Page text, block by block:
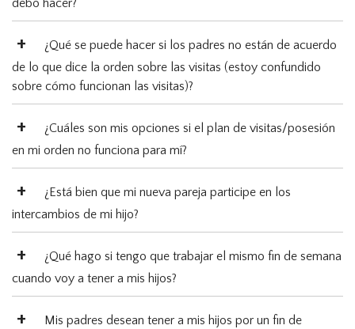
debo hacer?
¿Qué se puede hacer si los padres no están de acuerdo
de lo que dice la orden sobre las visitas (estoy confundido
sobre cómo funcionan las visitas)?
¿Cuáles son mis opciones si el plan de visitas/posesión
en mi orden no funciona para mí?
¿Está bien que mi nueva pareja participe en los
intercambios de mi hijo?
¿Qué hago si tengo que trabajar el mismo fin de semana
cuando voy a tener a mis hijos?
Mis padres desean tener a mis hijos por un fin de